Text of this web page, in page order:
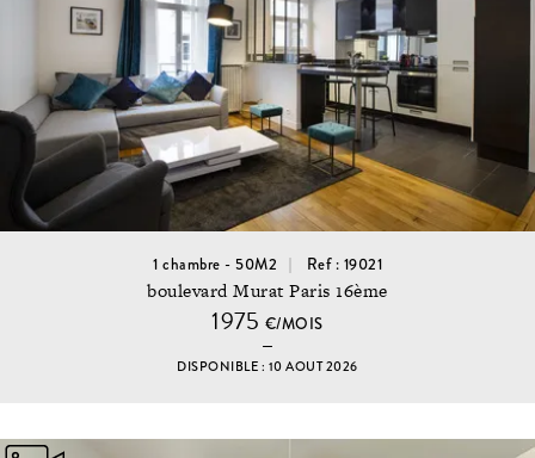
1 chambre - 50M2 Ref : 19021
boulevard Murat Paris 16ème
1975 €/MOIS
DISPONIBLE : 10 AOUT 2026